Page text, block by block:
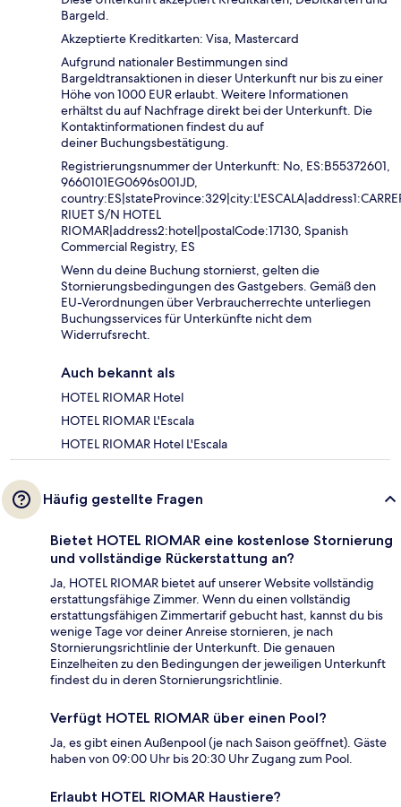
Bargeld.
Akzeptierte Kreditkarten: Visa, Mastercard
Aufgrund nationaler Bestimmungen sind
Bargeldtransaktionen in dieser Unterkunft nur bis zu einer
Höhe von 1000 EUR erlaubt. Weitere Informationen
erhältst du auf Nachfrage direkt bei der Unterkunft. Die
Kontaktinformationen findest du auf
deiner Buchungsbestätigung.
Registrierungsnummer der Unterkunft: No, ES:B55372601,
9660101EG0696s001JD,
RIUET S/N HOTEL
RIOMAR|address2:hotel|postalCode:17130, Spanish
Commercial Registry, ES
Wenn du deine Buchung stornierst, gelten die
Stornierungsbedingungen des Gastgebers. Gemäß den
EU-Verordnungen über Verbraucherrechte unterliegen
Buchungsservices für Unterkünfte nicht dem
Widerrufsrecht.
Auch bekannt als
HOTEL RIOMAR Hotel
HOTEL RIOMAR L'Escala
HOTEL RIOMAR Hotel L'Escala
Häufig gestellte Fragen
Bietet HOTEL RIOMAR eine kostenlose Stornierung
und vollständige Rückerstattung an?
Ja, HOTEL RIOMAR bietet auf unserer Website vollständig
erstattungsfähige Zimmer. Wenn du einen vollständig
erstattungsfähigen Zimmertarif gebucht hast, kannst du bis
wenige Tage vor deiner Anreise stornieren, je nach
Stornierungsrichtlinie der Unterkunft. Die genauen
Einzelheiten zu den Bedingungen der jeweiligen Unterkunft
findest du in deren Stornierungsrichtlinie.
Verfügt HOTEL RIOMAR über einen Pool?
Ja, es gibt einen Außenpool (je nach Saison geöffnet). Gäste
haben von 09:00 Uhr bis 20:30 Uhr Zugang zum Pool.
Erlaubt HOTEL RIOMAR Haustiere?